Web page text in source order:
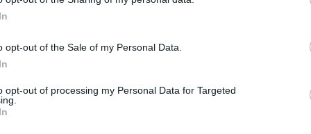
opt-out of the Sale of my Personal Data.
opt-out of processing my Personal Data for Targeted
GADGETS